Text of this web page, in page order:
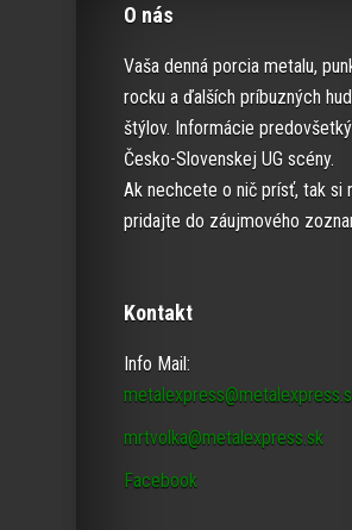
O nás
Vaša denná porcia metalu,
rocku a ďalších príbuzných
štýlov. Informácie
Česko-Slovenskej UG scény.
Ak nechcete o nič prísť, tak si
pridajte do záujmového
Kontakt
Info Mail:
mrtvolka@metalexpress.sk
Facebook